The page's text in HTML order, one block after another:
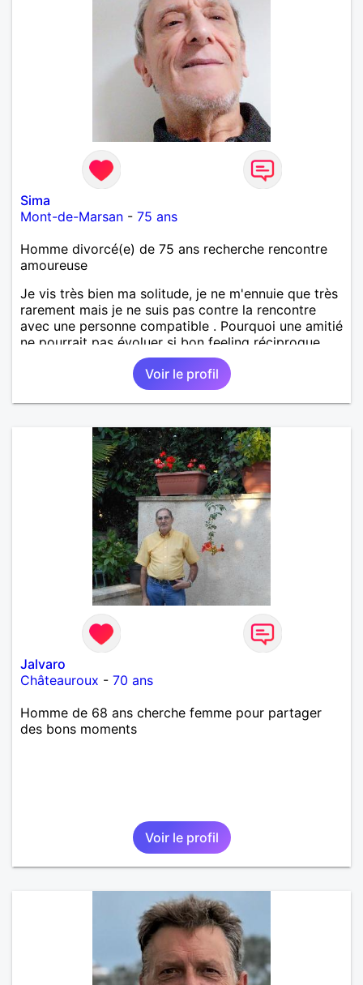
Sima
Mont-de-Marsan - 75 ans
Homme divorcé(e) de 75 ans recherche rencontre
amoureuse
Je vis très bien ma solitude, je ne m'ennuie que très
rarement mais je ne suis pas contre la rencontre
avec une personne compatible . Pourquoi une amitié
ne pourrait pas évoluer si bon feeling réciproque...
Je recherche de la proximité car je ne souhaite pas
vivre sous le même toit.Voir le profil
Jalvaro
Châteauroux - 70 ans
Homme de 68 ans cherche femme pour partager
des bons moments
Voir le profil